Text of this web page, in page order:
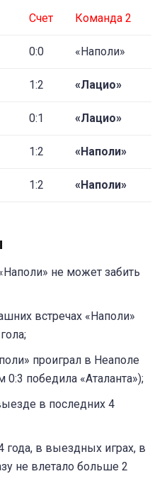
Счет Команда 2
0:0 «Наполи»
1:2 «Лацио»
0:1 «Лацио»
1:2 «Наполи»
1:2 «Наполи»
не может забить
встречах «Наполи»
проиграл в Неаполе
0:3 победила «Аталанта»);
в последних 4
года, в выездных играх, в
не влетало больше 2